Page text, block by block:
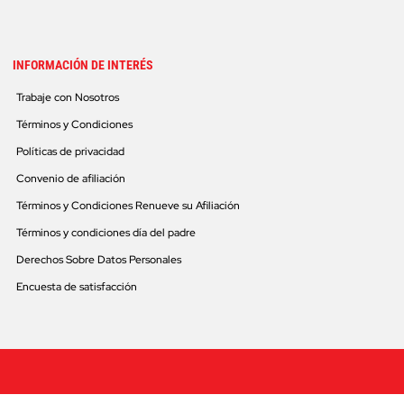
INFORMACIÓN DE INTERÉS
Trabaje con Nosotros
Términos y Condiciones
Políticas de privacidad
Convenio de afiliación
Términos y Condiciones Renueve su Afiliación
Términos y condiciones día del padre
Derechos Sobre Datos Personales
Encuesta de satisfacción